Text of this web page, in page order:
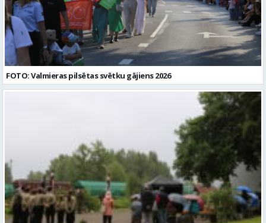
FOTO: Valmieras pilsētas svētku gājiens 2026